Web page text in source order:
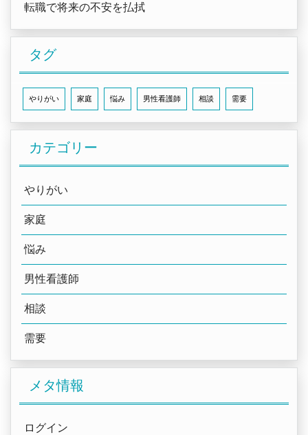
転職で将来の不安を払拭
タグ
やりがい 家庭 悩み 男性看護師 相談 需要
カテゴリー
やりがい
家庭
悩み
男性看護師
相談
需要
メタ情報
ログイン